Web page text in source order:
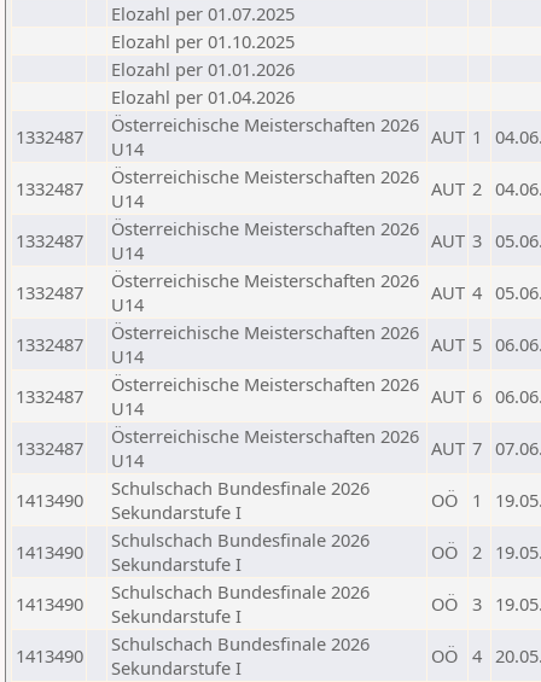
Elozahl per 01.07.2025
Elozahl per 01.10.2025
Elozahl per 01.01.2026
Elozahl per 01.04.2026
1332487
Österreichische Meisterschaften 2026
U14
AUT 1
1332487
Österreichische Meisterschaften 2026
U14
AUT 2
1332487
Österreichische Meisterschaften 2026
U14
AUT 3
1332487
Österreichische Meisterschaften 2026
U14
AUT 4
1332487
Österreichische Meisterschaften 2026
U14
AUT 5
1332487
Österreichische Meisterschaften 2026
U14
AUT 6
1332487
Österreichische Meisterschaften 2026
U14
AUT 7
1413490
Schulschach Bundesfinale 2026
Sekundarstufe I
OÖ 1
1413490
Schulschach Bundesfinale 2026
Sekundarstufe I
OÖ 2
1413490
Schulschach Bundesfinale 2026
Sekundarstufe I
OÖ 3
1413490
Schulschach Bundesfinale 2026
Sekundarstufe I
OÖ 4